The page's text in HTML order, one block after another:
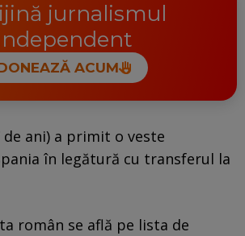
jurnalismul
ACUM
de ani) a primit o veste
în legătură cu transferul la
român se află pe lista de